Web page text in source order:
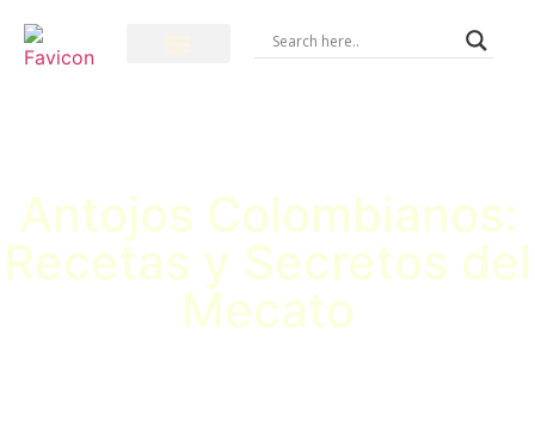
Antojos Colombianos:
Recetas y Secretos del
Mecato